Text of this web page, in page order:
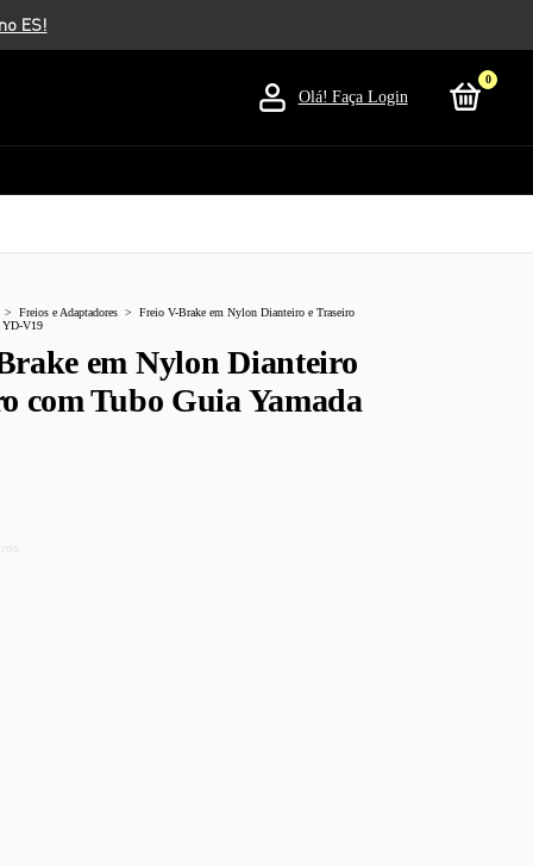
Olá!Faça Login
0
> Freios e Adaptadores >
Freio V-Brake em Nylon Dianteiro e Traseiro
YD-V19
em Nylon Dianteiro
com Tubo Guia Yamada